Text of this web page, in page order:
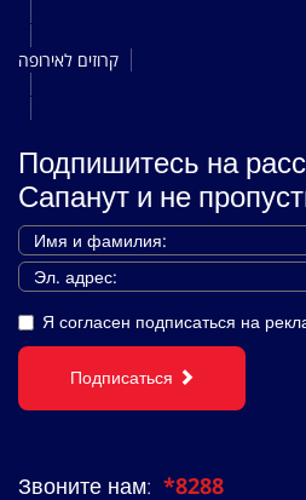
קרוזים לאירופה
Подпишитесь на
Сапанут и не
Я согласен подписаться на
Подписаться
Звоните нам: *8288